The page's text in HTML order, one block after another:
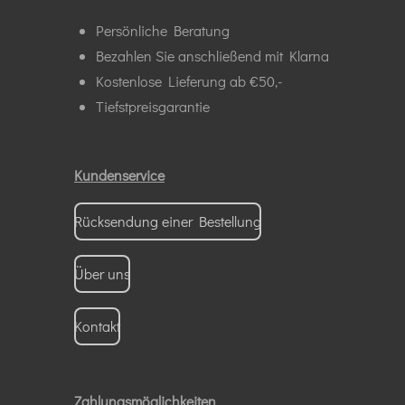
Persönliche Beratung
Bezahlen Sie anschließend mit Klarna
Kostenlose Lieferung ab €50,-
Tiefstpreisgarantie
Kundenservice
Rücksendung einer Bestellung
Über uns
Kontakt
Zahlungsmöglichkeiten